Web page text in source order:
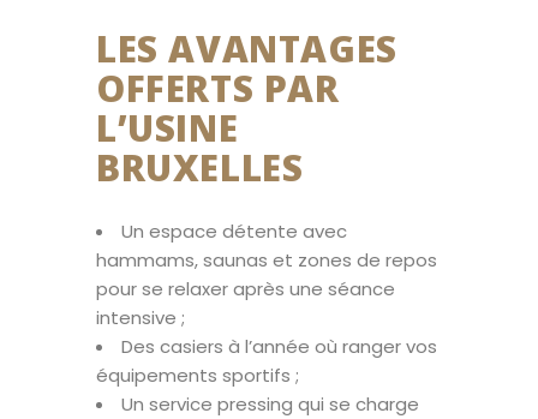
LES AVANTAGES
OFFERTS PAR
L’USINE
BRUXELLES
Un espace détente avec
hammams, saunas et zones de repos
pour se relaxer après une séance
intensive ;
Des casiers à l’année où ranger vos
équipements sportifs ;
Un service pressing qui se charge